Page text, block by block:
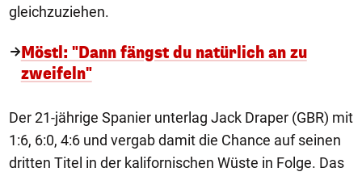
gleichzuziehen.
Möstl: "Dann fängst du natürlich an zu
zweifeln"
Der 21-jährige Spanier unterlag Jack Draper (GBR) mit
1:6, 6:0, 4:6 und vergab damit die Chance auf seinen
dritten Titel in der kalifornischen Wüste in Folge. Das